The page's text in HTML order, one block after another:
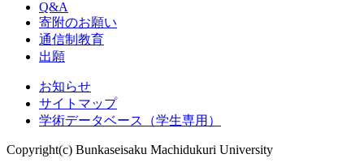
Q&A
寄附のお願い
通信制教育
出願
お知らせ
サイトマップ
学術データベース（学生専用）
Copyright(c) Bunkaseisaku Machidukuri University